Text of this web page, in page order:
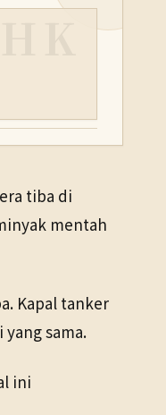
tiba di
mentah
Kapal tanker
sama.
ini